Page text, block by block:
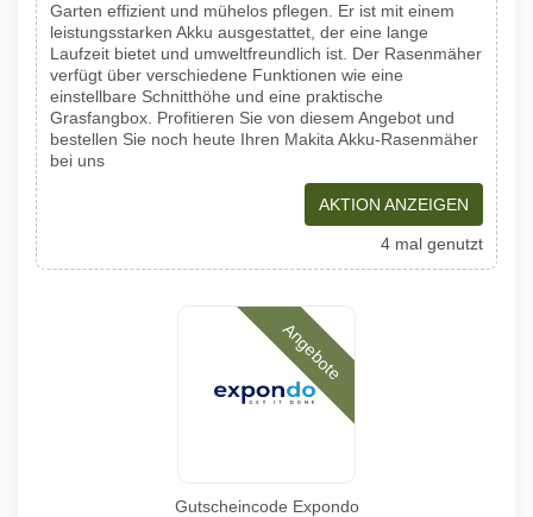
Garten effizient und mühelos pflegen. Er ist mit einem
leistungsstarken Akku ausgestattet, der eine lange
Laufzeit bietet und umweltfreundlich ist. Der Rasenmäher
verfügt über verschiedene Funktionen wie eine
einstellbare Schnitthöhe und eine praktische
Grasfangbox. Profitieren Sie von diesem Angebot und
bestellen Sie noch heute Ihren Makita Akku-Rasenmäher
bei uns
AKTION ANZEIGEN
4 mal genutzt
Angebote
Gutscheincode Expondo